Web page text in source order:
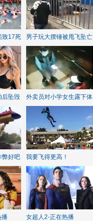
致17死 男子玩大摆锤被甩飞坠亡
后坠毁 外卖员对小学女生露下体
弊好吧 我要飞得更高！
播 女超人2-正在热播